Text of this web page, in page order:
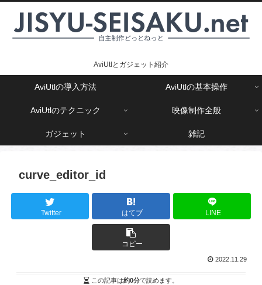
AviUtlとガジェット紹介
AviUtlの導入方法 AviUtlの基本操作
AviUtlのテクニック 映像制作全般
ガジェット 雑記
curve_editor_id
Twitter はてブ LINE
コピー
2022.11.29
この記事は約0分で読めます。